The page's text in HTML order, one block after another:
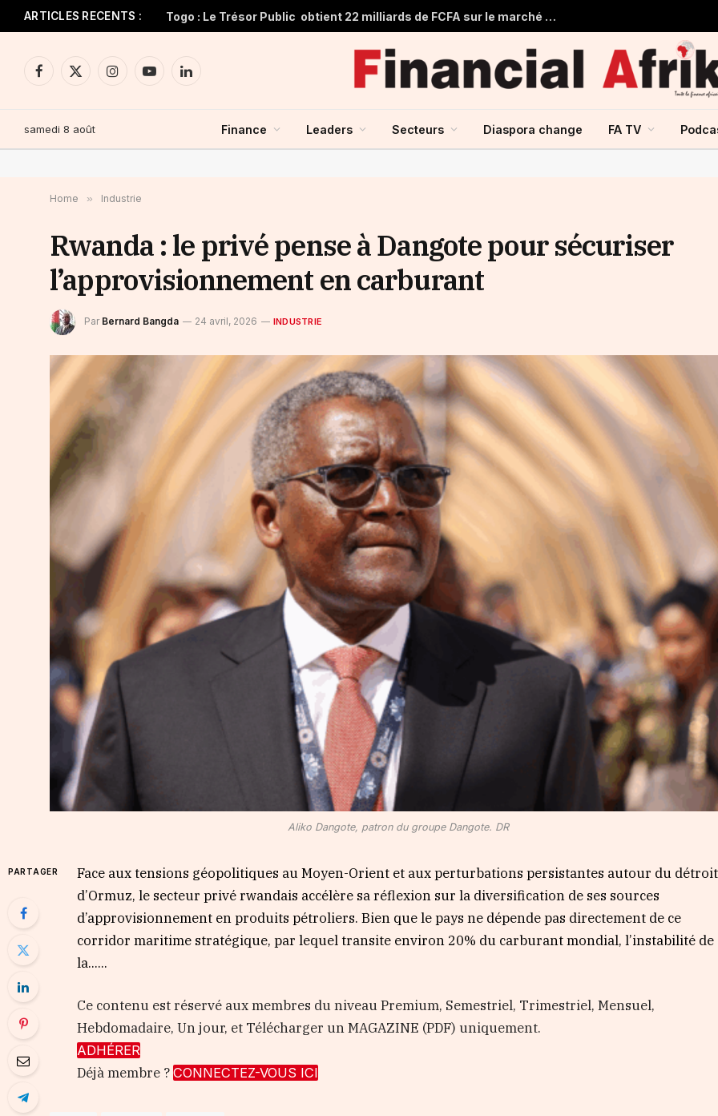
ARTICLES RECENTS : Togo : Le Trésor Public obtient 22 milliards de FCFA sur le marché financier de l’UMOA
Facebook
X
InstagramYouTubeLinkedIn
samedi 8 août Finance Leaders Secteurs Diaspora change FA TV
Home » Industrie
Rwanda : le privé pense à Dangote pour sécuriser
l’approvisionnement en carburant
Par Bernard Bangda 24 avril, 2026 INDUSTRIE
Aliko Dangote, patron du groupe Dangote. DR
PARTAGER
Face aux tensions géopolitiques au Moyen-Orient et aux perturbations persistantes autour du détroit
d’Ormuz, le secteur privé rwandais accélère sa réflexion sur la diversification de ses sources
d’approvisionnement en produits pétroliers. Bien que le pays ne dépende pas directement de ce
corridor maritime stratégique, par lequel transite environ 20% du carburant mondial, l’instabilité de
la…...
Ce contenu est réservé aux membres du niveau Premium, Semestriel, Trimestriel, Mensuel,
Hebdomadaire, Un jour, et Télécharger un MAGAZINE (PDF) uniquement.
ADHÉRER
Déjà membre ?CONNECTEZ-VOUS ICI